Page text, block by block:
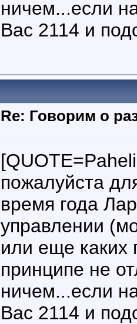
ничем...если
Вас 2114 и
Re: Говорим о
пожалуйста
время года
управлении
или еще каких
принципе не
ничем...если
Вас 2114 и